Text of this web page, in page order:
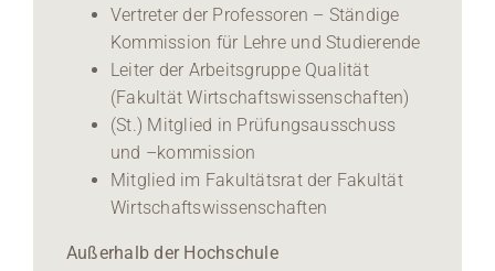
Vertreter der Professoren – Ständige
Kommission für Lehre und Studierende
Leiter der Arbeitsgruppe Qualität
(Fakultät Wirtschaftswissenschaften)
(St.) Mitglied in Prüfungsausschuss
und –kommission
Mitglied im Fakultätsrat der Fakultät
Wirtschaftswissenschaften
Außerhalb der Hochschule